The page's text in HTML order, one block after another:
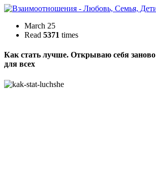
March 25
Read 5371 times
Как стать лучше. Открываю себя заново
для всех